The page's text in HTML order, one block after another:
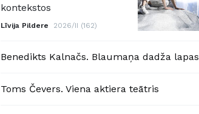
kontekstos
Līvija Pildere 2026/II (162)
Benedikts Kalnačs. Blaumaņa dadža lapas
Toms Čevers. Viena aktiera teātris